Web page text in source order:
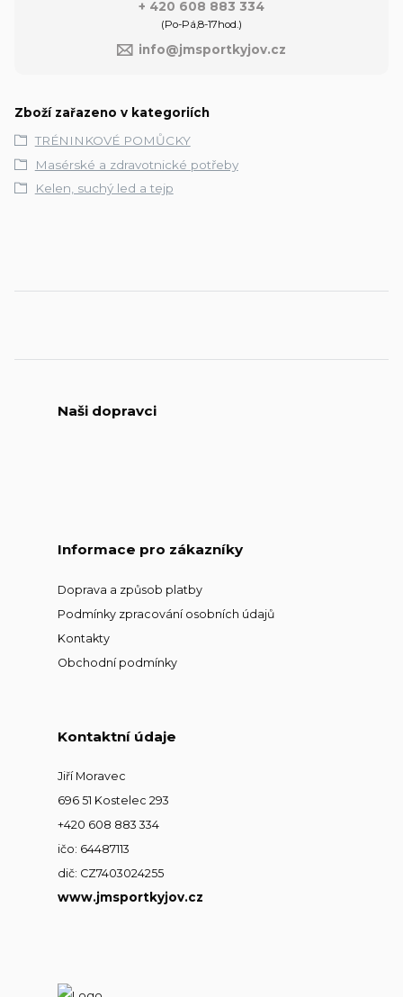
+ 420 608 883 334
(Po-Pá,8-17hod.)
info@jmsportkyjov.cz
Zboží zařazeno v kategoriích
TRÉNINKOVÉ POMŮCKY
Masérské a zdravotnické potřeby
Kelen, suchý led a tejp
Naši dopravci
Informace pro zákazníky
Doprava a způsob platby
Podmínky zpracování osobních údajů
Kontakty
Obchodní podmínky
Kontaktní údaje
Jiří Moravec
696 51 Kostelec 293
+420 608 883 334
ičo: 64487113
dič: CZ7403024255
www.jmsportkyjov.cz